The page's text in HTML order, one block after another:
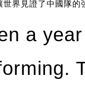
界見證了中國隊的
a